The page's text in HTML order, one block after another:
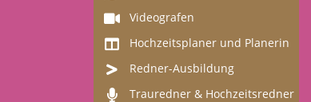
Videografen
Hochzeitsplaner und Planerin
Redner-Ausbildung
Trauredner & Hochzeitsredner